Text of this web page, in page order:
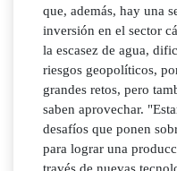
que, además, hay una
inversión en el sector
la escasez de agua,
riesgos geopolíticos,
grandes retos, pero
saben aprovechar.
desafíos que ponen
para lograr una